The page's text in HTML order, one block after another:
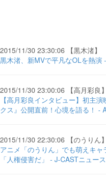
2015/11/30 23:30:06 【黒木渚】
黒木渚、新MVで平凡なOLを熱演
2015/11/30 23:00:06 【高月彩良】
【高月彩良インタビュー】初主
クス』公開直前！心境を語る！ -
2015/11/30 22:30:06 【のうりん】
アニメ「のうりん」でも萌えキャ
「人権侵害だ」 - J-CASTニュース